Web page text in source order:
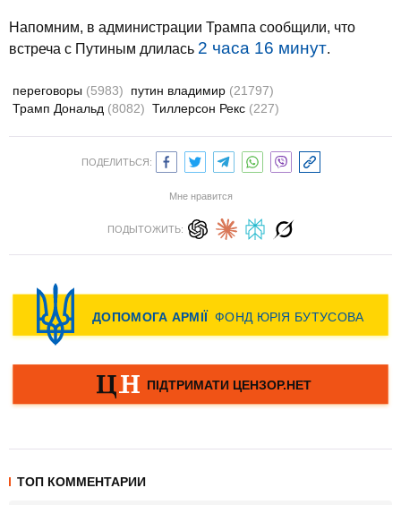
Напомним, в администрации Трампа сообщили, что
встреча с Путиным длилась 2 часа 16 минут.
переговоры (5983) путин владимир (21797)
Трамп Дональд (8082) Тиллерсон Рекс (227)
ПОДЕЛИТЬСЯ:
Мне нравится
ПОДЫТОЖИТЬ:
ТОП КОММЕНТАРИИ